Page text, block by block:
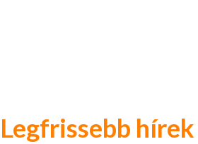
Legfrissebb hírek